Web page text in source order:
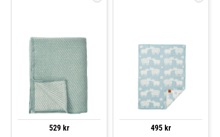
Klippan Yllefabrik Ullpläd
529 kr 495 kr